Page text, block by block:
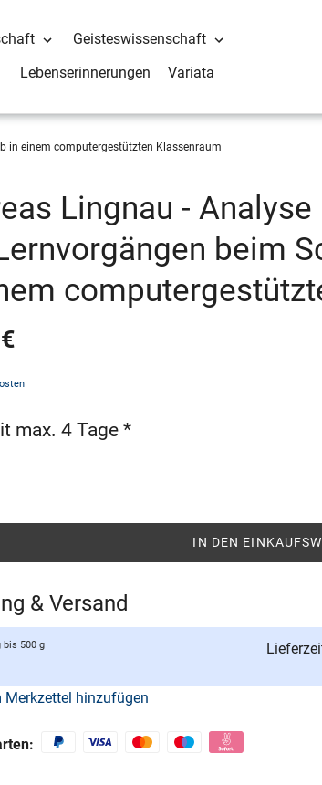
Geisteswissenschaft
Lebenserinnerungen Variata
in einem computergestützten Klassenraum
Lingnau -
beim
max. 4 Tage *
IN DEN
& Versand
bis 500 g
Merkzettel hinzufügen